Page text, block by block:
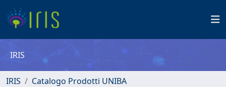
IRIS
IRIS
Catalogo Prodotti UNIBA